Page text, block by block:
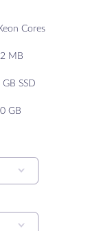
Cores
MB
GB SSD
GB